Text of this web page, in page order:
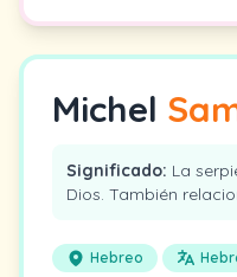
Michel
Significado: La
Dios. También
Hebreo